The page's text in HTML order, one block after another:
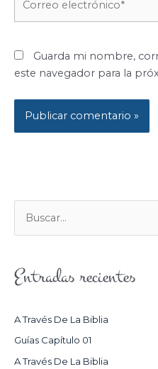
Guarda mi nombre,
este navegador para la
U
C
Entradas recientes
A Través De La Biblia
Guías Capítulo 01
A Través De La Biblia